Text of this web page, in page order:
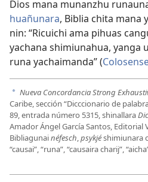
Dios mana munanzhu
huañunara, Biblia chita mana
nin: “Ricuichi ama pihuas
yachana shimiunahua, yanga
runa yachaimanda” (
a Nueva Concordancia Strong
Caribe, sección “Dicccionario de
89, entrada número 5315, shinallara
Amador Ángel García Santos, Editorial
Bibliagunainéfesch,psykjéshimiunara
“causai”, “runa”, “causaira charij”,